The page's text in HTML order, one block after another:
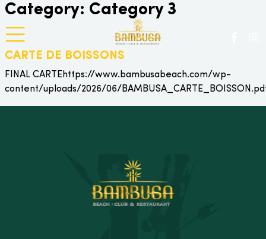
Category: Category 3
CARTE DE BOISSONS
FINAL CARTEhttps://www.bambusabeach.com/wp-
content/uploads/2026/06/